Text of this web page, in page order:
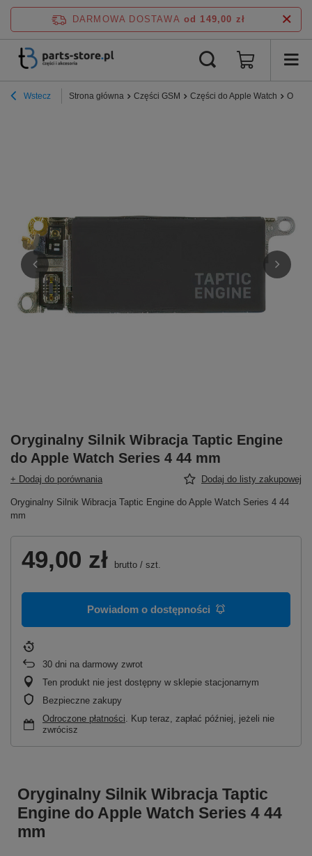
DARMOWA DOSTAWA od 149,00 zł
Wstecz Strona główna Części GSM Części do Apple Watch
Oryginalny Silnik Wibracja Taptic Engine
do Apple Watch Series 4 44 mm
+ Dodaj do porównania Dodaj do listy zakupowej
Oryginalny Silnik Wibracja Taptic Engine do Apple Watch Series 4 44
mm
49,00 zł brutto / szt.
Powiadom o dostępności
30 dni na darmowy zwrot
Ten produkt nie jest dostępny w sklepie stacjonarnym
Bezpieczne zakupy
Odroczone płatności . Kup teraz, zapłać później, jeżeli nie
zwrócisz
Oryginalny Silnik Wibracja Taptic
Engine do Apple Watch Series 4 44
mm